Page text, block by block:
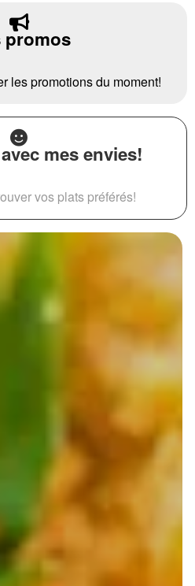
promos
les promotions du moment!
mes envies!
vos plats préférés!